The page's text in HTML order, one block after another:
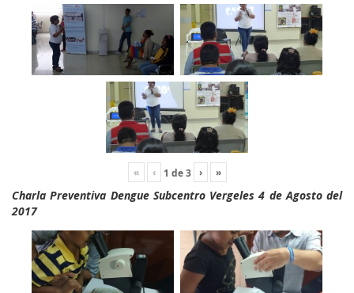
« ‹ 1 de3 › »
Charla Preventiva Dengue Subcentro Vergeles 4 de Agosto del
2017